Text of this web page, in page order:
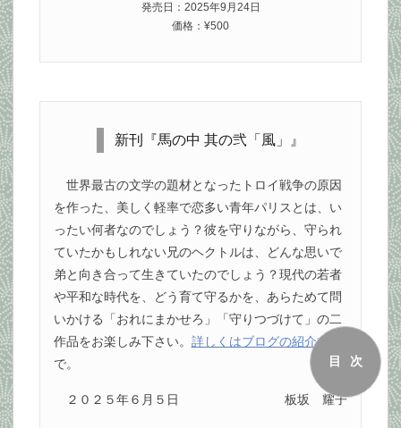
発売日：2025年9月24日
価格：¥500
新刊『馬の中 其の弐「風」』
世界最古の文学の題材となったトロイ戦争の原因
を作った、美しく軽率で恋多い青年パリスとは、い
ったい何者なのでしょう？彼を守りながら、守られ
ていたかもしれない兄のヘクトルは、どんな思いで
弟と向き合って生きていたのでしょう？現代の若者
や平和な時代を、どう育て守るかを、あらためて問
いかける「おれにまかせろ」「守りつづけて」の二
作品をお楽しみ下さい。 詳しくはブログの紹介文
で。
２０２５年６月５日 板坂 耀子
目次